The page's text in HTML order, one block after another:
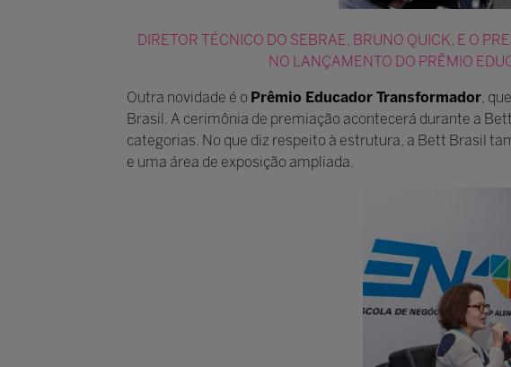
DIRETOR TÉCNICO DO SEBRAE, BRUNO QUICK, E O
NO LANÇAMENTO DO PRÊMIO
Outra novidade é o Prêmio Educador Transformador,
Brasil. A cerimônia de premiação acontecerá durante a
categorias. No que diz respeito à estrutura, a Bett Brasil
e uma área de exposição ampliada.